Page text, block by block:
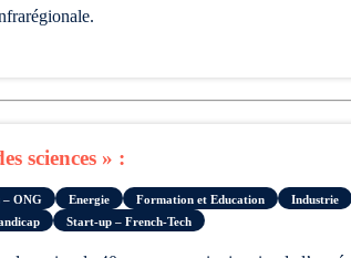
sciences » :
– ONG Energie Formation et Education Industrie
Start-up – French-Tech